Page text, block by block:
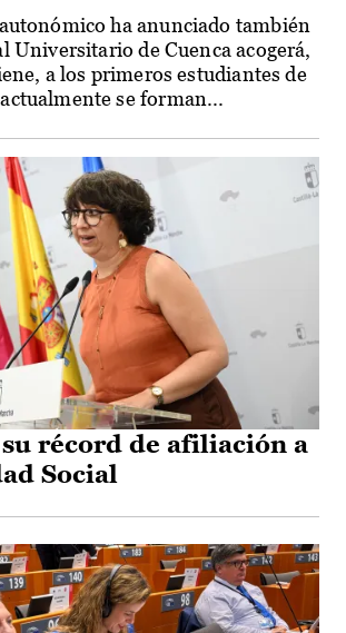
ha anunciado también
Universitario de Cuenca acogerá,
a los primeros estudiantes de
se forman...
récord de afiliación a
Social